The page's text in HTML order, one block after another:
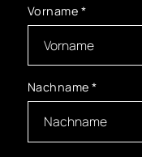
Vorname *
Nachname*